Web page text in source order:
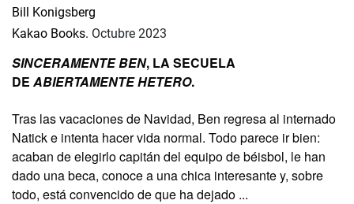
Bill Konigsberg
Kakao Books. Octubre 2023
SINCERAMENTE BEN, LA SECUELA
DE ABIERTAMENTE HETERO.
Tras las vacaciones de Navidad, Ben regresa al internado
Natick e intenta hacer vida normal. Todo parece ir bien:
acaban de elegirlo capitán del equipo de béisbol, le han
dado una beca, conoce a una chica interesante y, sobre
todo, está convencido de que ha dejado ...